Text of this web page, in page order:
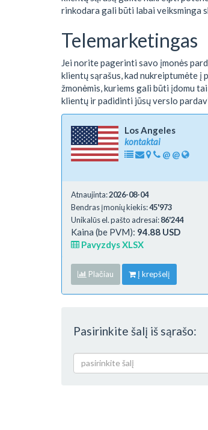
rinkodara gali būti labai veiksminga
Telemarketingas
Jei norite pagerinti savo įmonės
klientų sąrašus, kad nukreiptumėte į
žmonėmis, kuriems gali būti įdomu
klientų ir padidinti jūsų verslo
Los Angeles
kontaktai
@ @
Atnaujinta:2026-08-04
Bendras įmonių kiekis:45'973
Unikalūs el. pašto adresai:86'244
Kaina (be PVM): 94.88 USD
Pavyzdys XLSX
Plačiau Į krepšelį
Pasirinkite šalį iš sąrašo:
pasirinkite šalį